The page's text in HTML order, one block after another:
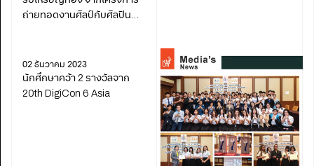
ถ่ายทอดงานศิลป์กับศิลปิน
02 ธันวาคม 2023
นักศึกษาคว้า 2 รางวัลจาก
20th DigiCon 6 Asia